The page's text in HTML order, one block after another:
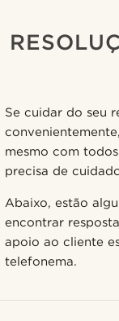
Se cuidar do seu
mesmo com
precisa de
Abaixo, estão
encontrar
apoio ao cliente
telefonema.